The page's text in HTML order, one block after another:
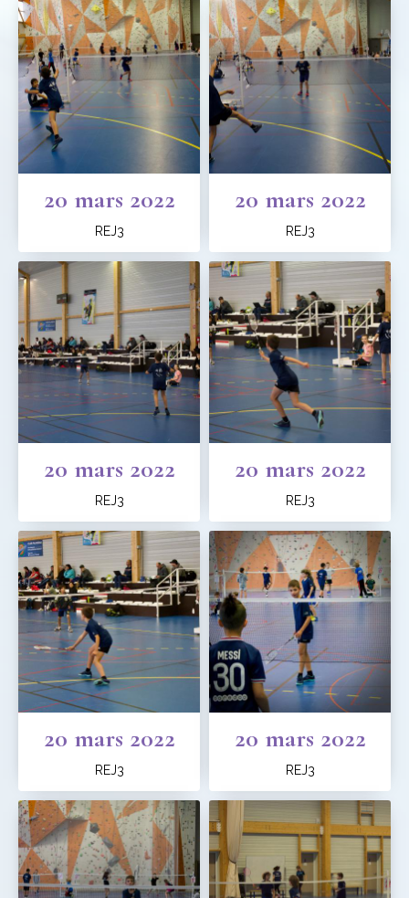
20 mars 2022
REJ3
20 mars 2022
REJ3
20 mars 2022
REJ3
20 mars 2022
REJ3
20 mars 2022
REJ3
20 mars 2022
REJ3